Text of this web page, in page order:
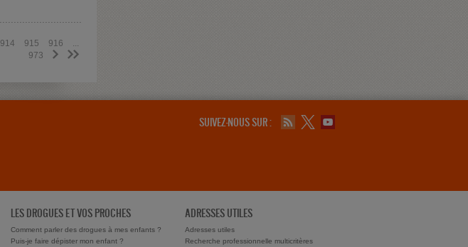
914 915 916
973
> >>
SUIVEZ-NOUS SUR :
LES DROGUES ET VOS PROCHES
Comment parler des drogues à mes enfants ?
Puis-je faire dépister mon enfant ?
ADRESSES UTILES
Adresses utiles
Recherche professionnelle multicritères